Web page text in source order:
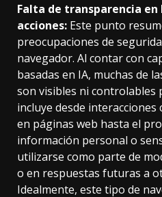
Falta de transparencia en
acciones: Este punto
preocupaciones de
navegador. Al contar con
basadas en IA, muchas de
son visibles ni controlables
incluye desde
en páginas web hasta el
información personal o
utilizarse como parte de
o en respuestas futuras a
Idealmente, este tipo de